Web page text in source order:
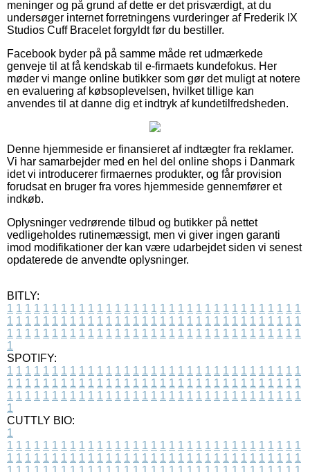
meninger og på grund af dette er det prisværdigt, at du
undersøger internet forretningens vurderinger af Frederik IX
Studios Cuff Bracelet forgyldt før du bestiller.
Facebook byder på på samme måde ret udmærkede
genveje til at få kendskab til e-firmaets kundefokus. Her
møder vi mange online butikker som gør det muligt at notere
en evaluering af købsoplevelsen, hvilket tillige kan
anvendes til at danne dig et indtryk af kundetilfredsheden.
Denne hjemmeside er finansieret af indtægter fra reklamer.
Vi har samarbejder med en hel del online shops i Danmark
idet vi introducerer firmaernes produkter, og får provision
forudsat en bruger fra vores hjemmeside gennemfører et
indkøb.
Oplysninger vedrørende tilbud og butikker på nettet
vedligeholdes rutinemæssigt, men vi giver ingen garanti
imod modifikationer der kan være udarbejdet siden vi senest
opdaterede de anvendte oplysninger.
BITLY:
1 1 1 1 1 1 1 1 1 1 1 1 1 1 1 1 1 1 1 1 1 1 1 1 1 1 1 1 1 1 1 1 1
1 1 1 1 1 1 1 1 1 1 1 1 1 1 1 1 1 1 1 1 1 1 1 1 1 1 1 1 1 1 1 1 1
1 1 1 1 1 1 1 1 1 1 1 1 1 1 1 1 1 1 1 1 1 1 1 1 1 1 1 1 1 1 1 1 1
1
SPOTIFY:
1 1 1 1 1 1 1 1 1 1 1 1 1 1 1 1 1 1 1 1 1 1 1 1 1 1 1 1 1 1 1 1 1
1 1 1 1 1 1 1 1 1 1 1 1 1 1 1 1 1 1 1 1 1 1 1 1 1 1 1 1 1 1 1 1 1
1 1 1 1 1 1 1 1 1 1 1 1 1 1 1 1 1 1 1 1 1 1 1 1 1 1 1 1 1 1 1 1 1
1
CUTTLY BIO:
1
1 1 1 1 1 1 1 1 1 1 1 1 1 1 1 1 1 1 1 1 1 1 1 1 1 1 1 1 1 1 1 1 1
1 1 1 1 1 1 1 1 1 1 1 1 1 1 1 1 1 1 1 1 1 1 1 1 1 1 1 1 1 1 1 1 1